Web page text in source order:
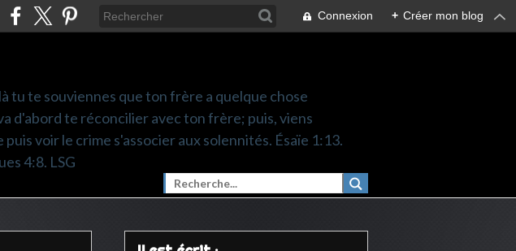
Connexion + Créer mon blog
tu te souviennes que ton frère a quelque chose
d'abord te réconcilier avec ton frère; puis, viens
voir le crime s'associer aux solennités. Ésaïe 1:13.
4:8. LSG